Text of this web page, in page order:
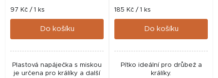
Měrná
cena:
97 Kč / 1 ks
Do košíku
Plastová napáječka s miskou
je určena pro králíky a další
Měrná
cena:
185 Kč / 1 ks
Do košíku
Pítko ideální pro drůbež a
králíky.